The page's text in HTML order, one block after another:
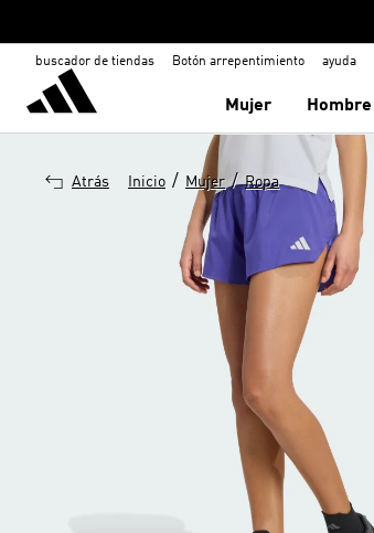
buscador de tiendas Botón arrepentimiento ayuda
Mujer Hombre
Atrás Inicio / Mujer / Ropa